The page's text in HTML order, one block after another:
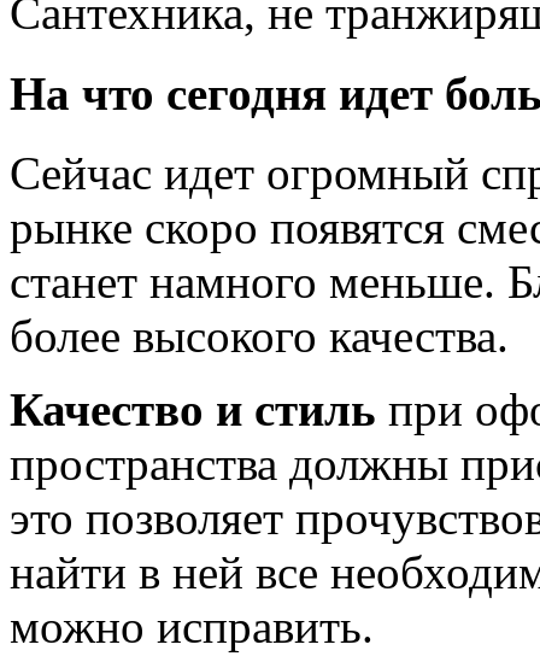
Сантехника, не
На что сегодня идет
Сейчас идет огромный
рынке скоро появятся
станет намного меньше.
более высокого качества.
Качество и стиль при
пространства должны
это позволяет
найти в ней все
можно исправить.